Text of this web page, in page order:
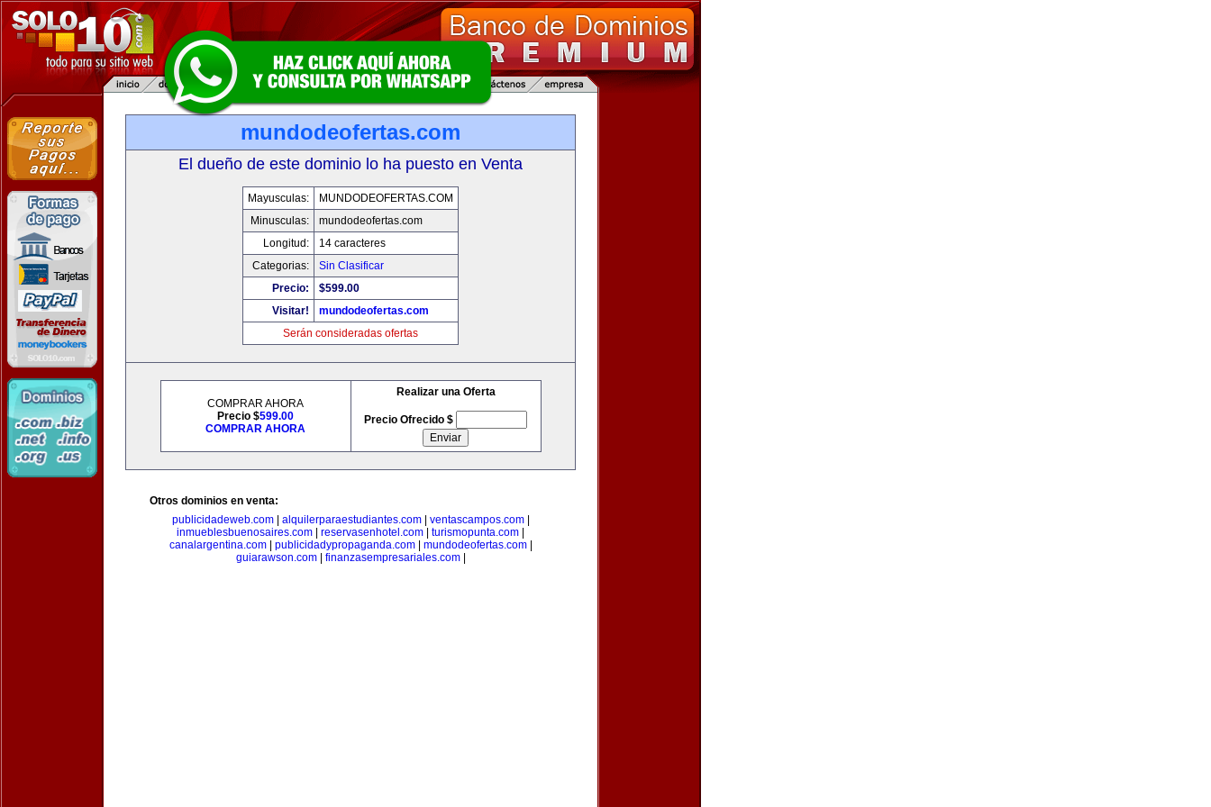
mundodeofertas.com
El dueño de este dominio lo ha puesto en Venta
Mayusculas:
MUNDODEOFERTAS.COM
Minusculas:
mundodeofertas.com
Longitud:
14 caracteres
Categorias:
Sin Clasificar
Precio:
$599.00
Visitar!
mundodeofertas.com
Serán consideradas ofertas
COMPRAR AHORA
Precio $599.00
COMPRAR AHORA
Realizar una Oferta
Precio Ofrecido $
Otros dominios en venta:
publicidadeweb.com| alquilerparaestudiantes.com| ventascampos.com|
inmueblesbuenosaires.com
reservasenhotel.com turismopunta.com
canalargentina.com| publicidadypropaganda.com| mundodeofertas.com|
guiarawson.com| finanzasempresariales.com|